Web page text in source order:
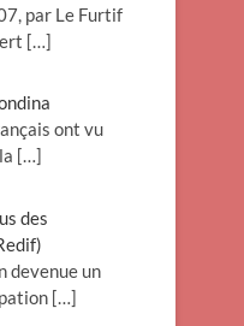
par Le Furtif
[…]
ont vu
[…]
des
devenue un
[…]